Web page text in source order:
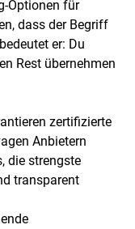
Optionen für
dass der Begriff
er: Du
Rest übernehmen
zertifizierte
Anbietern
die strengste
transparent